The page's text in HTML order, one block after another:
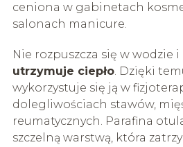
ceniona w gabinetach
salonach manicure.
Nie rozpuszcza się w wodzie i
utrzymuje ciepło. Dzięki
wykorzystuje się ją w
dolegliwościach stawów,
reumatycznych. Parafina
szczelną warstwą, która